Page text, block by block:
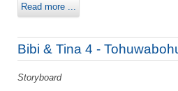
Read more ...
Bibi & Tina 4 -
Storyboard